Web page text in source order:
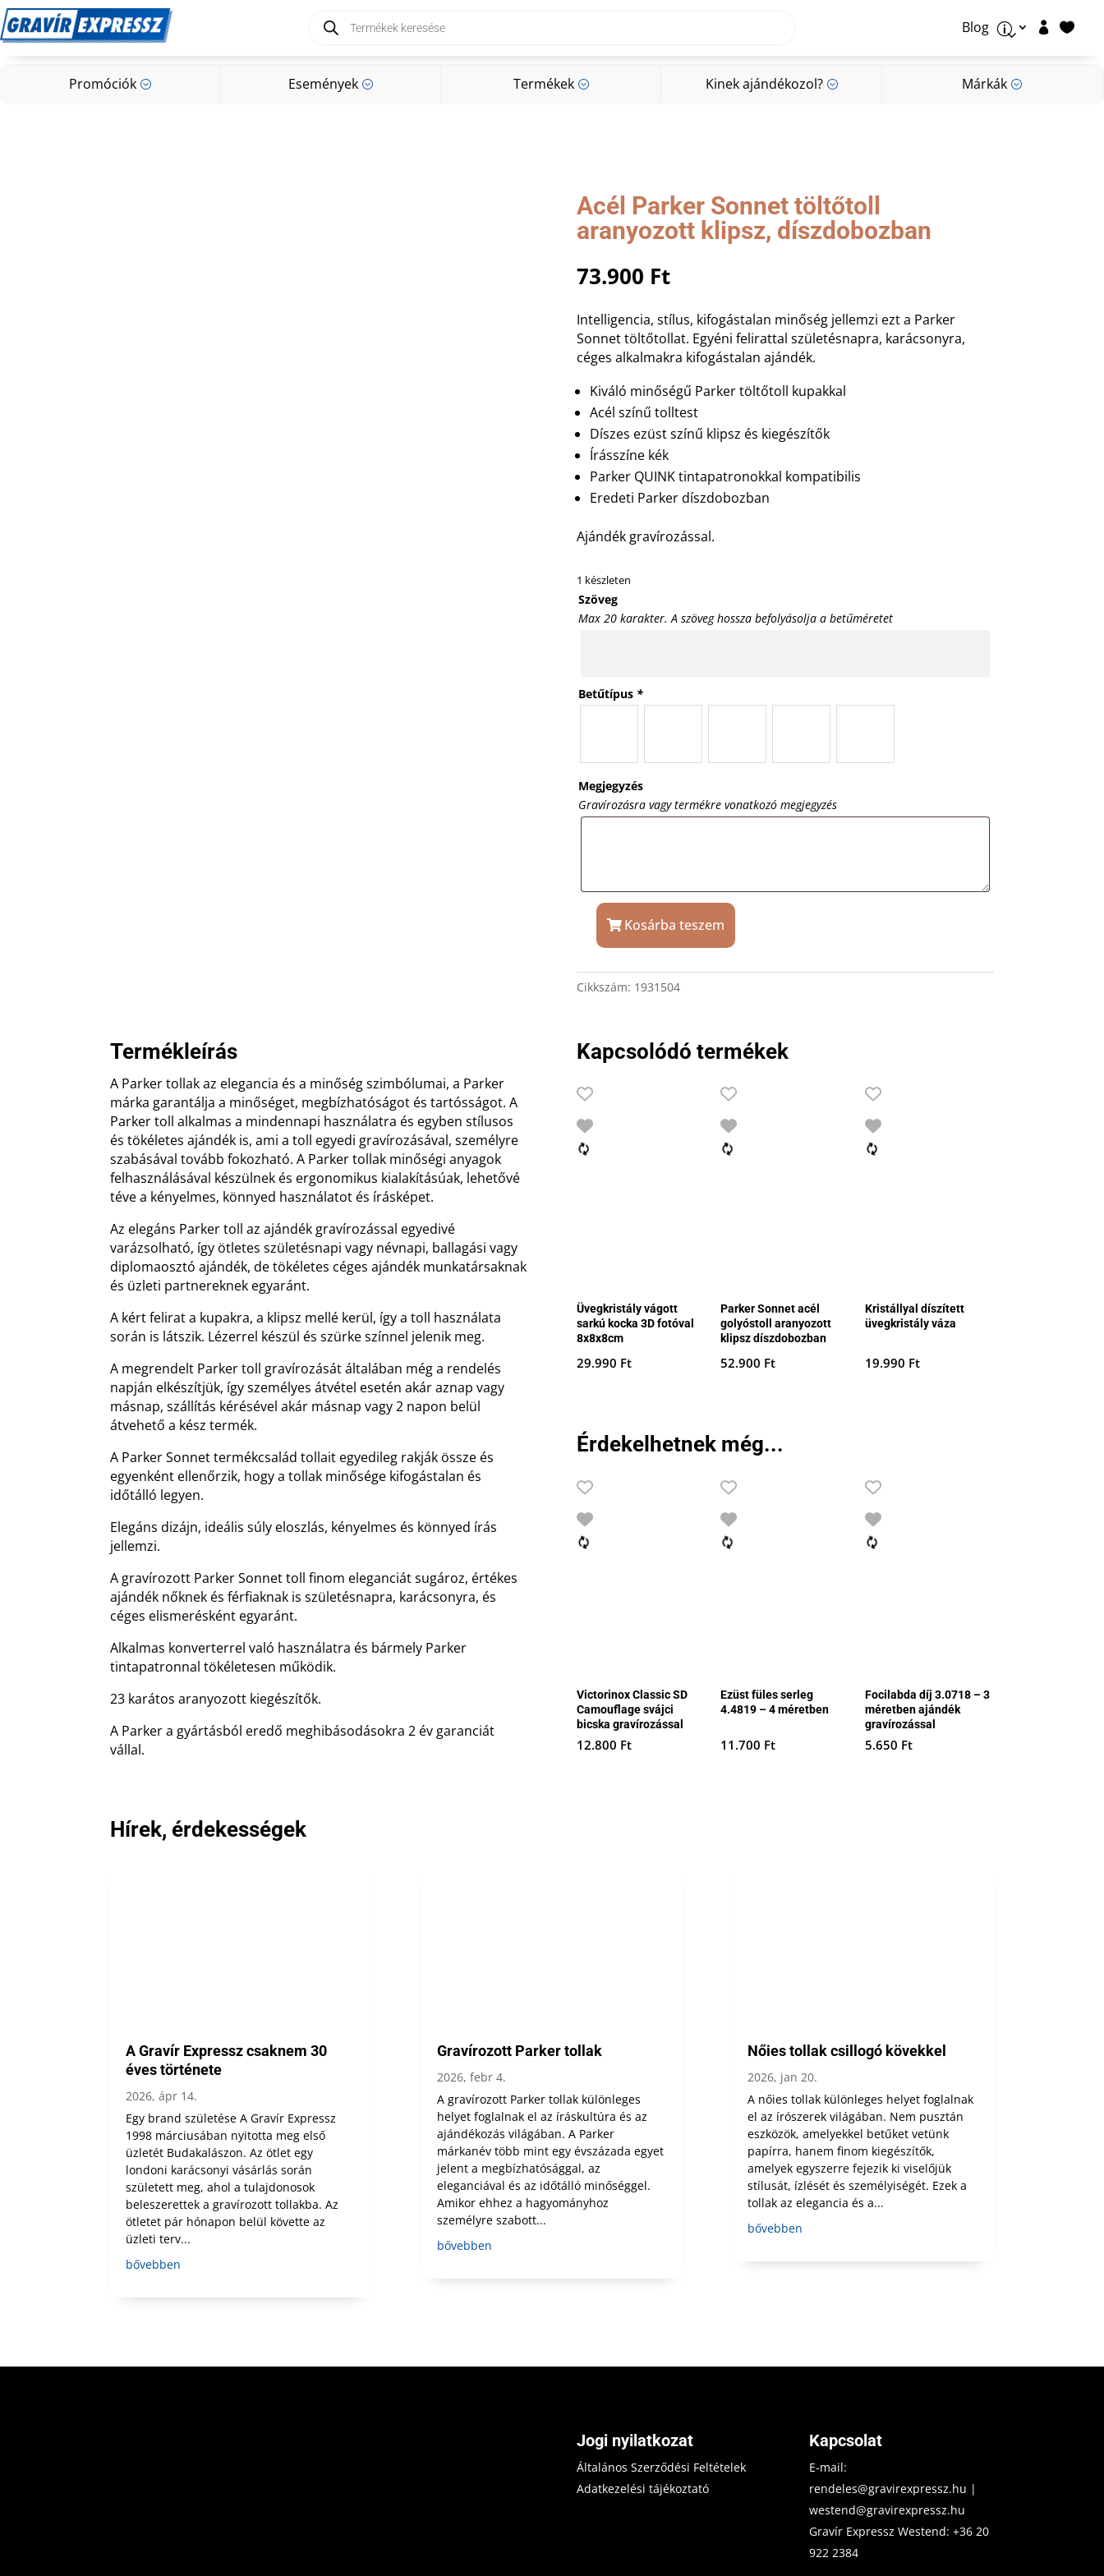
search Blog p  
Promóciók ; Események ; Termékek ; Kinek ajándékozol? ; Márkák ;
Promóciók; Események Márkák;
Acél Parker Sonnet töltőtoll
aranyozott klipsz, díszdobozban
73.900 Ft
Intelligencia, stílus, kifogástalan minőség jellemzi ezt a Parker
Sonnet töltőtollat. Egyéni felirattal születésnapra, karácsonyra,
céges alkalmakra kifogástalan ajándék.
Kiváló minőségű Parker töltőtoll kupakkal
Acél színű tolltest
Díszes ezüst színű klipsz és kiegészítők
Írásszíne kék
Parker QUINKtintapatronokkal kompatibilis
Eredeti Parker díszdobozban
Ajándék gravírozással.
1 készleten
Szöveg
Max 20 karakter. A szöveg hossza befolyásolja a betűméretet
Betűtípus *
Megjegyzés
Gravírozásra vagy termékre vonatkozó megjegyzés
Parker
Sonnet
töltőtoll
díszdobozban
mennyiség
Kosárba teszem
Cikkszám: 1931504
Termékleírás
A Parker tollak az elegancia és a minőség szimbólumai, a Parker
márka garantálja a minőséget, megbízhatóságot és tartósságot. A
Parker toll alkalmas a mindennapi használatra és egyben stílusos
és tökéletes ajándék is, ami a toll egyedi gravírozásával, személyre
szabásával tovább fokozható. A Parker tollak minőségi anyagok
felhasználásával készülnek és ergonomikus kialakításúak, lehetővé
téve a kényelmes, könnyed használatot és írásképet.
Az elegáns Parker toll az ajándék gravírozással egyedivé
varázsolható, így ötletes születésnapi vagy névnapi, ballagási vagy
diplomaosztó ajándék, de tökéletes céges ajándék munkatársaknak
és üzleti partnereknek egyaránt.
A kért felirat a kupakra, a klipsz mellé kerül, így a toll használata
során is látszik. Lézerrel készül és szürke színnel jelenik meg.
A megrendelt Parker toll gravírozását általában még a rendelés
napján elkészítjük, így személyes átvétel esetén akár aznap vagy
másnap, szállítás kérésével akár másnap vagy 2 napon belül
átvehető a kész termék.
A Parker Sonnet termékcsalád tollait egyedileg rakják össze és
egyenként ellenőrzik, hogy a tollak minősége kifogástalan és
időtálló legyen.
Elegáns dizájn, ideális súly eloszlás, kényelmes és könnyed írás
jellemzi.
A gravírozott Parker Sonnet toll finom eleganciát sugároz, értékes
ajándék nőknek és férfiaknak is születésnapra, karácsonyra, és
céges elismerésként egyaránt.
Alkalmas konverterrel való használatra és bármely Parker
tintapatronnal tökéletesen működik.
23 karátos aranyozott kiegészítők.
A Parker a gyártásból eredő meghibásodásokra 2 év garanciát
vállal.
Kapcsolódó termékek
Üvegkristály vágott
sarkú kocka 3D fotóval
8x8x8cm
29.990 Ft
Parker Sonnet acél
golyóstoll aranyozott
klipsz díszdobozban
52.900 Ft
Kristállyal díszített
üvegkristály váza
19.990 Ft
Érdekelhetnek még...
Victorinox Classic SD
Camouflage svájci
bicska gravírozással
12.800 Ft
Ezüst füles serleg
4.4819 – 4 méretben
11.700 Ft
Focilabda díj 3.0718 – 3
méretben ajándék
gravírozással
5.650 Ft
Hírek, érdekességek
A Gravír Expressz csaknem 30
éves története
2026, ápr 14.
Egy brand születése A Gravír Expressz
1998 márciusában nyitotta meg első
üzletét Budakalászon. Az ötlet egy
londoni karácsonyi vásárlás során
született meg, ahol a tulajdonosok
beleszerettek a gravírozott tollakba. Az
ötletet pár hónapon belül követte az
üzleti terv...
bővebben
Gravírozott Parker tollak
2026, febr 4.
A gravírozott Parker tollak különleges
helyet foglalnak el az íráskultúra és az
ajándékozás világában. A Parker
márkanév több mint egy évszázada egyet
jelent a megbízhatósággal, az
eleganciával és az időtálló minőséggel.
Amikor ehhez a hagyományhoz
személyre szabott...
bővebben
Nőies tollak csillogó kövekkel
2026, jan 20.
A nőies tollak különleges helyet foglalnak
el az írószerek világában. Nem pusztán
eszközök, amelyekkel betűket vetünk
papírra, hanem finom kiegészítők,
amelyek egyszerre fejezik ki viselőjük
stílusát, ízlését és személyiségét. Ezek a
tollak az elegancia és a...
bővebben
Jogi nyilatkozat
Általános Szerződési Feltételek
Adatkezelési tájékoztató
Kapcsolat
E-mail:
rendeles@gravirexpressz.hu |
westend@gravirexpressz.hu
Gravír Expressz Westend:+36 20
922 2384